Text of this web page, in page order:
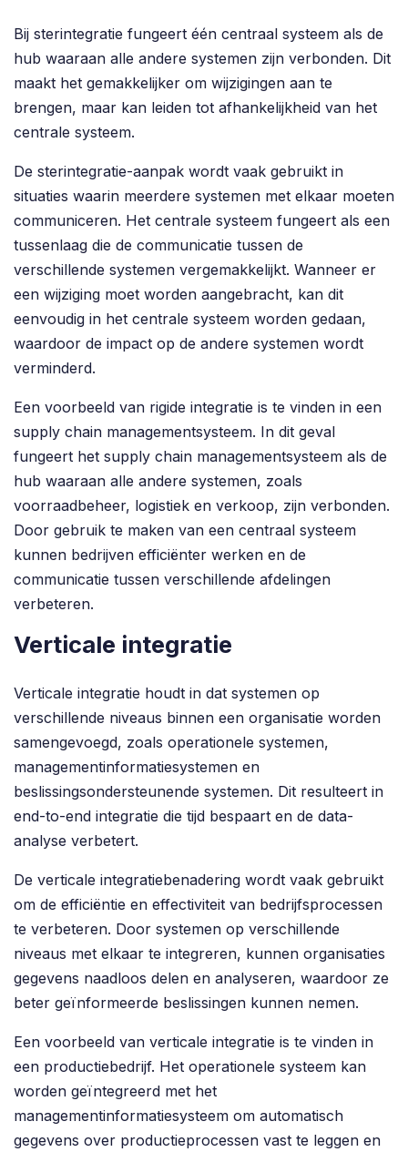
Bij sterintegratie fungeert één centraal systeem als de
hub waaraan alle andere systemen zijn verbonden. Dit
maakt het gemakkelijker om wijzigingen aan te
brengen, maar kan leiden tot afhankelijkheid van het
centrale systeem.
De sterintegratie-aanpak wordt vaak gebruikt in
situaties waarin meerdere systemen met elkaar moeten
communiceren. Het centrale systeem fungeert als een
tussenlaag die de communicatie tussen de
verschillende systemen vergemakkelijkt. Wanneer er
een wijziging moet worden aangebracht, kan dit
eenvoudig in het centrale systeem worden gedaan,
waardoor de impact op de andere systemen wordt
verminderd.
Een voorbeeld van rigide integratie is te vinden in een
supply chain managementsysteem. In dit geval
fungeert het supply chain managementsysteem als de
hub waaraan alle andere systemen, zoals
voorraadbeheer, logistiek en verkoop, zijn verbonden.
Door gebruik te maken van een centraal systeem
kunnen bedrijven efficiënter werken en de
communicatie tussen verschillende afdelingen
verbeteren.
Verticale integratie
Verticale integratie houdt in dat systemen op
verschillende niveaus binnen een organisatie worden
samengevoegd, zoals operationele systemen,
managementinformatiesystemen en
beslissingsondersteunende systemen. Dit resulteert in
end-to-end integratie die tijd bespaart en de data-
analyse verbetert.
De verticale integratiebenadering wordt vaak gebruikt
om de efficiëntie en effectiviteit van bedrijfsprocessen
te verbeteren. Door systemen op verschillende
niveaus met elkaar te integreren, kunnen organisaties
gegevens naadloos delen en analyseren, waardoor ze
beter geïnformeerde beslissingen kunnen nemen.
Een voorbeeld van verticale integratie is te vinden in
een productiebedrijf. Het operationele systeem kan
worden geïntegreerd met het
managementinformatiesysteem om automatisch
gegevens over productieprocessen vast te leggen en